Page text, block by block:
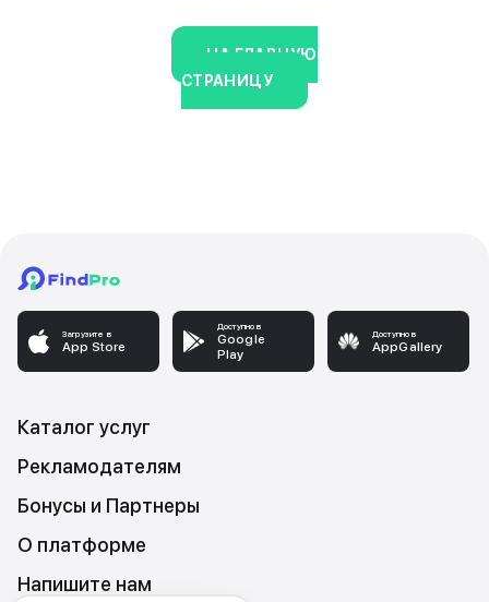
НА ГЛАВНУЮ
СТРАНИЦУ
Загрузите в
App Store
Доступно в
Google
Play
Доступно в
AppGallery
Каталог услуг
Рекламодателям
Бонусы и Партнеры
О платформе
Напишите нам